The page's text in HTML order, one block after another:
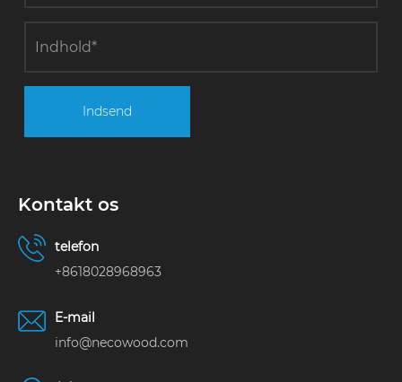
Indsend
Kontakt os
telefon
+8618028968963
E-mail
info@necowood.com